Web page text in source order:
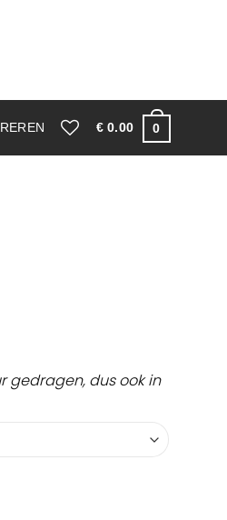
€0.00 0
gedragen, dus ook in